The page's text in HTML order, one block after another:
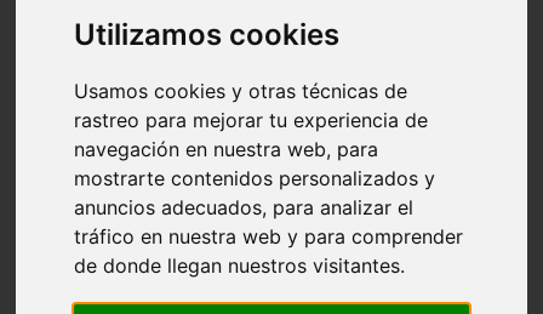
Utilizamos cookies
Usamos cookies y otras técnicas de
rastreo para mejorar tu experiencia de
navegación en nuestra web, para
mostrarte contenidos personalizados y
anuncios adecuados, para analizar el
tráfico en nuestra web y para comprender
de donde llegan nuestros visitantes.
c tucuman
carmen
category
destinos
gijon
lanzarote
live
monumentos
naturaleza
san
tenerife